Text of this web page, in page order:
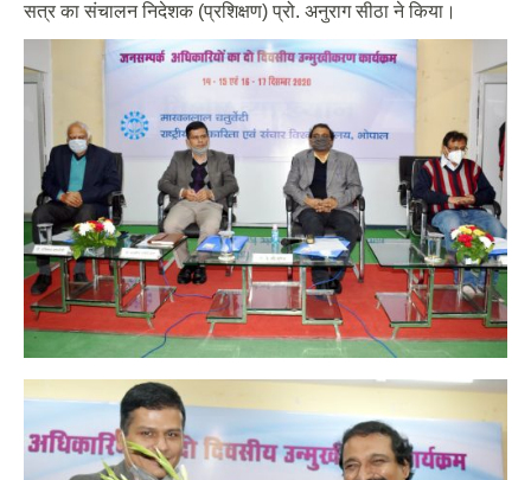
सत्र का संचालन निदेशक (प्रशिक्षण) प्रो. अनुराग सीठा ने किया।